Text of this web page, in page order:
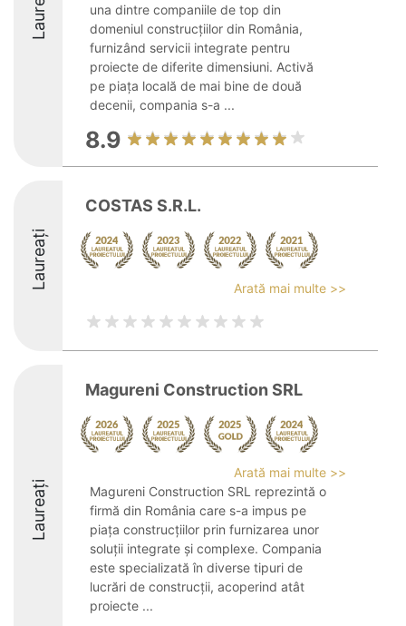
una dintre companiile de top din
domeniul construcțiilor din România,
furnizând servicii integrate pentru
proiecte de diferite dimensiuni. Activă
pe piața locală de mai bine de două
decenii, compania s-a ...
8.9
Laureați
COSTAS S.R.L.
Arată mai multe >>
Laureați
Magureni Construction SRL
Arată mai multe >>
Magureni Construction SRL reprezintă o
firmă din România care s-a impus pe
piața construcțiilor prin furnizarea unor
soluții integrate și complexe. Compania
este specializată în diverse tipuri de
lucrări de construcții, acoperind atât
proiecte ...